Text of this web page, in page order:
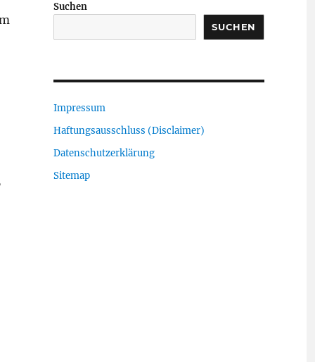
Suchen
SUCHEN
Impressum
Haftungsausschluss (Disclaimer)
Datenschutzerklärung
Sitemap